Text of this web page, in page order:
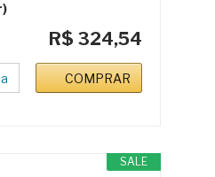
R$ 324,54
COMPRAR
SALE